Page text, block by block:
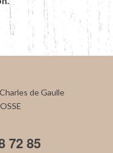
de Gaulle
72 85